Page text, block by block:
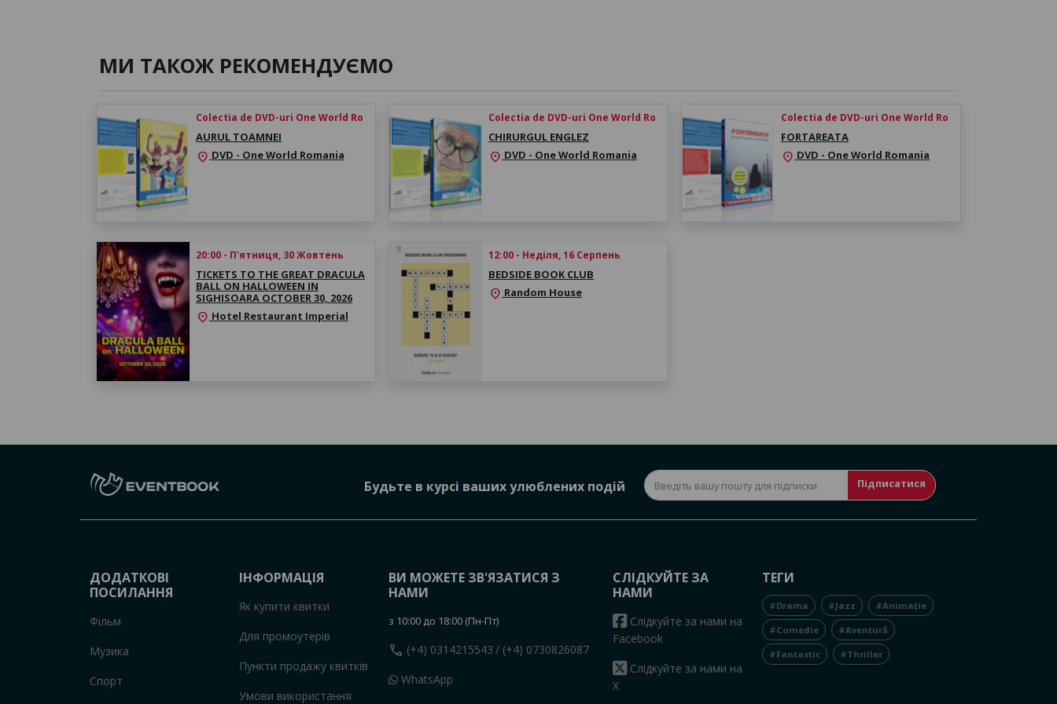
МИ ТАКОЖ РЕКОМЕНДУЄМО
Colectia de DVD-uri One World Ro
AURUL TOAMNEI
location_on DVD - One World Romania
Colectia de DVD-uri One World Ro
CHIRURGUL ENGLEZ
location_on DVD - One World Romania
Colectia de DVD-uri One World Ro
FORTAREATA
location_on DVD - One World Romania
20:00 - П'ятниця, 30 Жовтень
TICKETS TO THE GREAT DRACULA
BALL ON HALLOWEEN IN
SIGHISOARA OCTOBER 30, 2026
location_on Hotel Restaurant Imperial
12:00 - Неділя, 16 Серпень
BEDSIDE BOOK CLUB
location_on Random House
Будьте в курсі ваших улюблених подій Підписатися
ДОДАТКОВІ
ПОСИЛАННЯ
Фільм
Музика
Спорт
ІНФОРМАЦІЯ
Як купити квитки
Для промоутерів
Пункти продажу квитків
Умови використання
ВИ МОЖЕТЕ ЗВ'ЯЗАТИСЯ З
НАМИ
з 10:00 до 18:00 (Пн-Пт)
call (+4) 0314215543 / (+4) 0730826087
WhatsApp
СЛІДКУЙТЕ ЗА
НАМИ
Слідкуйте за нами на
Facebook
Слідкуйте за нами на
X
ТЕГИ
#Drama #Jazz #Animație
#Comedie #Aventură
#Fantastic #Thriller